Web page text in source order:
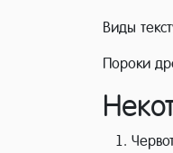
Виды
Пороки